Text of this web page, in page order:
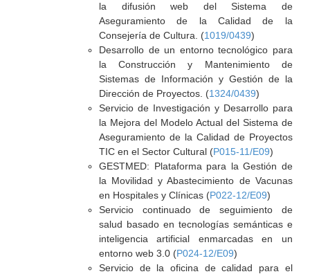
la difusión web del Sistema de
Aseguramiento de la Calidad de la
Consejería de Cultura. (1019/0439)
Desarrollo de un entorno tecnológico para
la Construcción y Mantenimiento de
Sistemas de Información y Gestión de la
Dirección de Proyectos. (1324/0439)
Servicio de Investigación y Desarrollo para
la Mejora del Modelo Actual del Sistema de
Aseguramiento de la Calidad de Proyectos
TIC en el Sector Cultural (P015-11/E09)
GESTMED: Plataforma para la Gestión de
la Movilidad y Abastecimiento de Vacunas
en Hospitales y Clínicas (P022-12/E09)
Servicio continuado de seguimiento de
salud basado en tecnologías semánticas e
inteligencia artificial enmarcadas en un
entorno web 3.0 (P024-12/E09)
Servicio de la oficina de calidad para el